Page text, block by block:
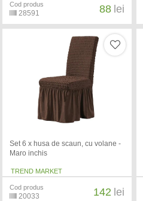
Cod produs
28591 88 lei
Set 6 x husa de scaun, cu volane -
Maro inchis
TREND MARKET
Cod produs
20033 142 lei